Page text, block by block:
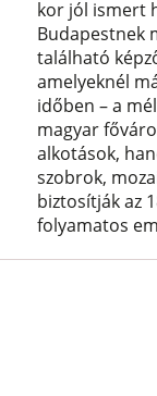
kor jól ismert
Budapestnek
található
amelyeknél
időben – a
magyar
alkotások,
szobrok,
biztosítják az
folyamatos